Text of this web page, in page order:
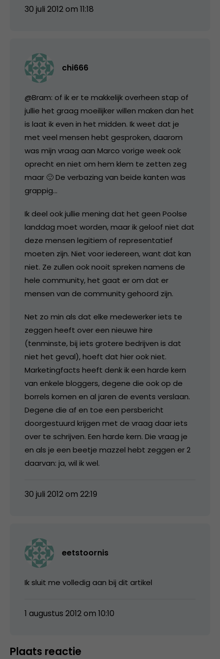
30 juli 2012 om 11:18
chi666
@Bram: of ik er te makkelijk overheen stap of
jullie het graag moeilijker willen maken dan het
is laat ik even in het midden. Ik weet dat je
met veel mensen hebt gesproken, daarom
was mijn vraag aan Marco vorige week ook
oprecht en niet om hem klem te zetten zeg
maar 🙂 De verbazing van beide kanten was
grappig…
Ik deel ook jullie mening dat het geen Poolse
landdag moet worden, maar ik geloof niet dat
deze mensen legitiem of representatief
moeten zijn. Niet voor iedereen, want dat kan
niet. Ze zullen ook nooit spreken namens de
hele community, het gaat er om dat er
mensen van de community gehoord zijn.
Net zo min als dat elke medewerker iets te
zeggen heeft over een nieuwe hire
(tenminste, bij iets grotere bedrijven is dat
niet het geval), hoeft dat hier ook niet.
Marketingfacts heeft denk ik een harde kern
van enkele bloggers, degene die ook op de
borrels komen en al jaren de events verslaan.
Degene die af en toe een persbericht
doorgestuurd krijgen met de vraag daar iets
over te schrijven. Een harde kern. Die vraag je
en als je een beetje mazzel hebt zeggen er 2
daarvan: ja, wil ik wel.
30 juli 2012 om 22:19
eetstoornis
Ik sluit me volledig aan bij dit artikel
1 augustus 2012 om 10:10
Plaats reactie